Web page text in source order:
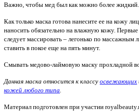
Важно, чтобы мед был как можно более жидкий.
Как только маска готова нанесите ее на кожу
наносить обязательно на влажную кожу.
следует массировать – легонько по массажным
ставить в покое еще на пять минут.
Смывать медово-лаймовую маску прохладной
Данная маска относится к классу освежающих
кожей любого типа
Материал подготовлен при участии